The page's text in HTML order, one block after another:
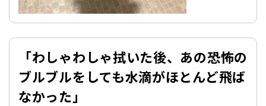
「わしゃわしゃ拭いた後、あの恐怖の
ブルブルをしても水滴がほとんど飛ば
なかった」